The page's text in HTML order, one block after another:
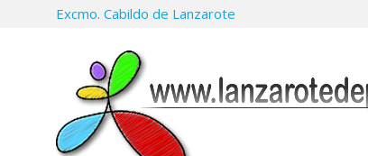
Excmo. Cabildo de Lanzarote